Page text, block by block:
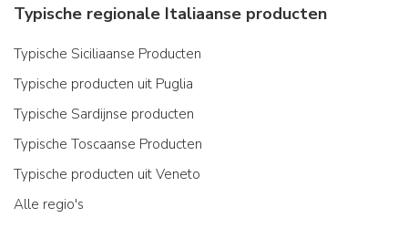
Typische regionale Italiaanse producten
Typische Siciliaanse Producten
Typische producten uit Puglia
Typische Sardijnse producten
Typische Toscaanse Producten
Typische producten uit Veneto
Alle regio's